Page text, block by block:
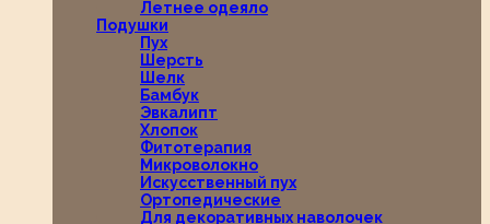
Летнее одеяло
Подушки
Пух
Шерсть
Шелк
Бамбук
Эвкалипт
Хлопок
Фитотерапия
Микроволокно
Искусственный пух
Ортопедические
Для декоративных наволочек